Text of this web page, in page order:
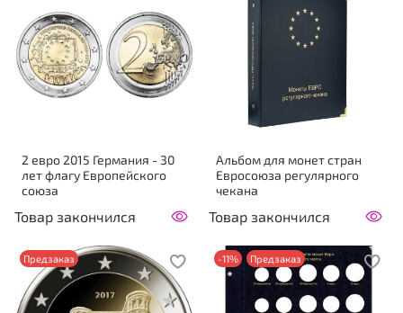
2 евро 2015 Германия - 30
лет флагу Европейского
союза
Товар закончился
Альбом для монет стран
Евросоюза регулярного
чекана
Товар закончился
Предзаказ -11% Предзаказ